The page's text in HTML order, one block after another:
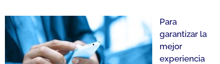
Para
garantizar la
mejor
experiencia